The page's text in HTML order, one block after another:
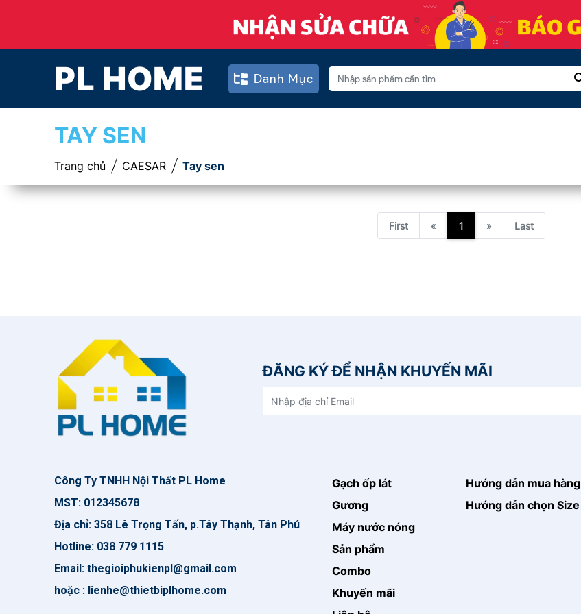
PL HOME Danh Mục
TAY SEN
Trang chủ CAESAR Tay sen
First « 1 » Last
ĐĂNG KÝ ĐỂ NHẬN KHUYẾN MÃI
Công Ty TNHH Nội Thất PL Home
MST: 012345678
Địa chỉ: 358 Lê Trọng Tấn, p.Tây Thạnh, Tân Phú
Hotline: 038 779 1115
Email: thegioiphukienpl@gmail.com
hoặc : lienhe@thietbiplhome.com
Gạch ốp lát
Gương
Máy nước nóng
Sản phẩm
Combo
Khuyến mãi
Hướng dẫn mua hàng
Hướng dẫn chọn Size